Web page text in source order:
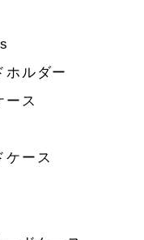
ホルダー
ース
ケース